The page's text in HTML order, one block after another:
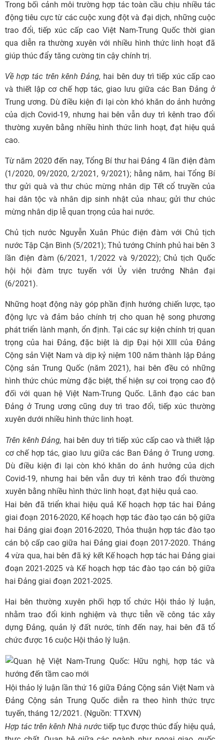
Trong bối cảnh môi trường hợp tác toàn cầu chịu nhiều tác
động tiêu cực từ các cuộc xung đột và đại dịch, những cuộc
trao đổi, tiếp xúc cấp cao Việt Nam-Trung Quốc thời gian
qua diễn ra thường xuyên với nhiều hình thức linh hoạt đã
giúp thúc đẩy tăng cường tin cậy chính trị.
Về hợp tác trên kênh Đảng, hai bên duy trì tiếp xúc cấp cao
và thiết lập cơ chế hợp tác, giao lưu giữa các Ban Đảng ở
Trung ương. Dù điều kiện đi lại còn khó khăn do ảnh hưởng
của dịch Covid-19, nhưng hai bên vẫn duy trì kênh trao đổi
thường xuyên bằng nhiều hình thức linh hoạt, đạt hiệu quả
cao.
Từ năm 2020 đến nay, Tổng Bí thư hai Đảng 4 lần điện đàm
(1/2020, 09/2020, 2/2021, 9/2021); hằng năm, hai Tổng Bí
thư gửi quà và thư chúc mừng nhân dịp Tết cổ truyền của
hai dân tộc và nhân dịp sinh nhật của nhau; gửi thư chúc
mừng nhân dịp lễ quan trọng của hai nước.
Chủ tịch nước Nguyễn Xuân Phúc điện đàm với Chủ tịch
nước Tập Cận Bình (5/2021); Thủ tướng Chính phủ hai bên 3
lần điện đàm (6/2021, 1/2022 và 9/2022); Chủ tịch Quốc
hội hội đàm trực tuyến với Ủy viên trưởng Nhân đại
(6/2021).
Những hoạt động này góp phần định hướng chiến lược, tạo
động lực và đảm bảo chính trị cho quan hệ song phương
phát triển lành mạnh, ổn định. Tại các sự kiện chính trị quan
trọng của hai Đảng, đặc biệt là dịp Đại hội XIII của Đảng
Cộng sản Việt Nam và dịp kỷ niệm 100 năm thành lập Đảng
Cộng sản Trung Quốc (năm 2021), hai bên đều có những
hình thức chúc mừng đặc biệt, thể hiện sự coi trọng cao độ
đối với quan hệ Việt Nam-Trung Quốc. Lãnh đạo các ban
Đảng ở Trung ương cũng duy trì trao đổi, tiếp xúc thường
xuyên dưới nhiều hình thức linh hoạt.
Trên kênh Đảng, hai bên duy trì tiếp xúc cấp cao và thiết lập
cơ chế hợp tác, giao lưu giữa các Ban Đảng ở Trung ương.
Dù điều kiện đi lại còn khó khăn do ảnh hưởng của dịch
Covid-19, nhưng hai bên vẫn duy trì kênh trao đổi thường
xuyên bằng nhiều hình thức linh hoạt, đạt hiệu quả cao.
Hai bên đã triển khai hiệu quả Kế hoạch hợp tác hai Đảng
giai đoạn 2016-2020, Kế hoạch hợp tác đào tạo cán bộ giữa
hai Đảng giai đoạn 2016-2020, Thỏa thuận hợp tác đào tạo
cán bộ cấp cao giữa hai Đảng giai đoạn 2017-2020. Tháng
4 vừa qua, hai bên đã ký kết Kế hoạch hợp tác hai Đảng giai
đoạn 2021-2025 và Kế hoạch hợp tác đào tạo cán bộ giữa
hai Đảng giai đoạn 2021-2025.
Hai bên thường xuyên phối hợp tổ chức Hội thảo lý luận,
nhằm trao đổi kinh nghiệm và thực tiễn về công tác xây
dựng Đảng, quản lý đất nước, tính đến nay, hai bên đã tổ
chức được 16 cuộc Hội thảo lý luận.
Hội thảo lý luận lần thứ 16 giữa Đảng Cộng sản Việt Nam và
Đảng Cộng sản Trung Quốc diễn ra theo hình thức trực
tuyến, tháng 12/2021. (Nguồn: TTXVN)
Hợp tác trên kênh Nhà nước tiếp tục được thúc đẩy hiệu quả,